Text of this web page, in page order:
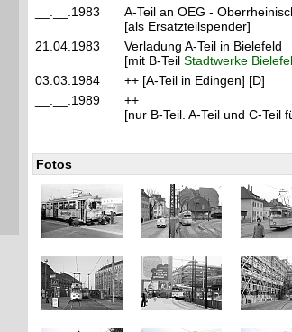
__.__.1983
A-Teil an OEG -
[als Ersatzteilspender]
21.04.1983
Verladung A-Teil in Bielefeld
[mit B-Teil Stadtwerke
03.03.1984
++ [A-Teil in Edingen] [D]
__.__.1989
++
[nur B-Teil. A-Teil und C-Teil
Fotos